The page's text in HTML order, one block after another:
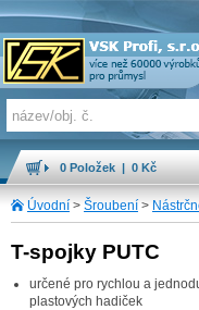
0 Položek | 0 Kč
Úvodní > Šroubení >
T-spojky PUTC
určené pro rychlou a
plastových hadiček